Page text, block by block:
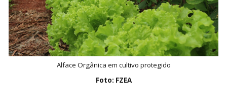
Alface Orgânica em cultivo protegido
Foto: FZEA